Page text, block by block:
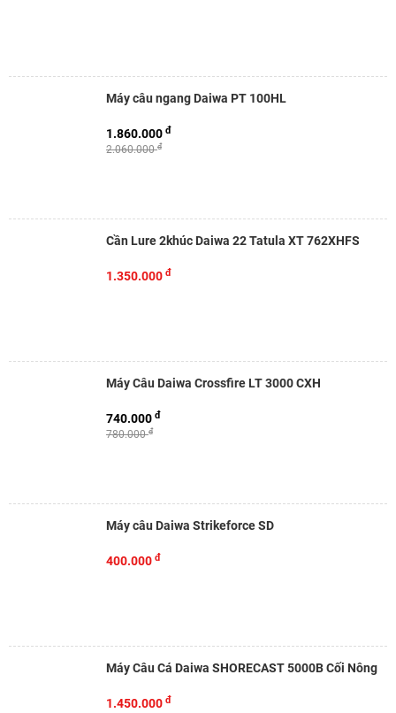
Máy câu ngang Daiwa PT 100HL
2.060.000đ
1.860.000 đ
Cần Lure 2khúc Daiwa 22 Tatula XT 762XHFS
1.350.000 đ
Máy Câu Daiwa Crossfire LT 3000 CXH
780.000đ
740.000 đ
Máy câu Daiwa Strikeforce SD
400.000 đ
Máy Câu Cá Daiwa SHORECAST 5000B Cối Nông
1.450.000 đ